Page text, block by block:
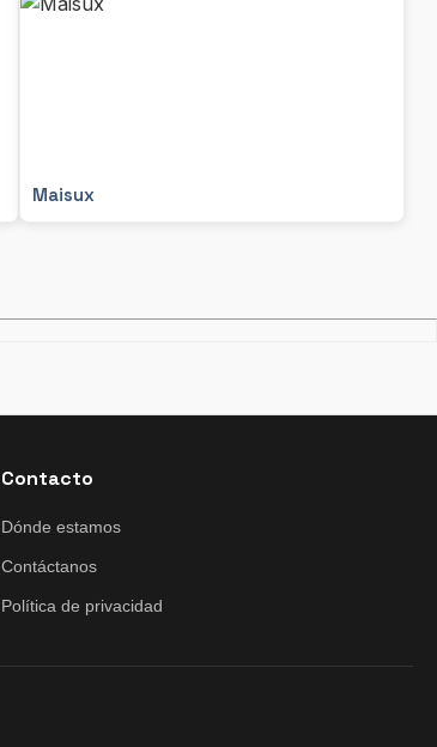
Maisux
Contacto
Dónde estamos
Contáctanos
Política de privacidad